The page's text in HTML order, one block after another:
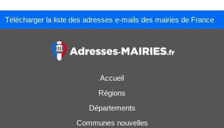
Télécharger la liste des adresses e-mails des mairies de France
Accueil
Régions
Départements
Communes nouvelles